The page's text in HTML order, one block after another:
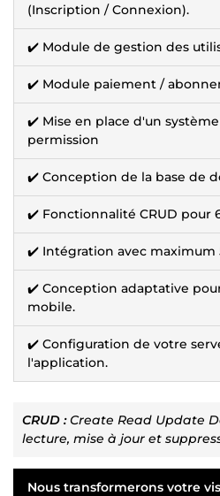
(Inscription / Connexion).
✔️ Module de gestion des
✔️ Module paiement /
✔️ Mise en place d'un
permission
✔️ Conception de la base de
✔️ Fonctionnalité CRUD pour
✔️ Intégration avec maximum
✔️ Conception adaptative
mobile.
✔️ Configuration de votre
l'application.
CRUD :Create Read Update
lecture, mise à jour et
Nous transformerons votre